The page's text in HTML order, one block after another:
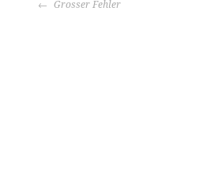
Grosser Fehler